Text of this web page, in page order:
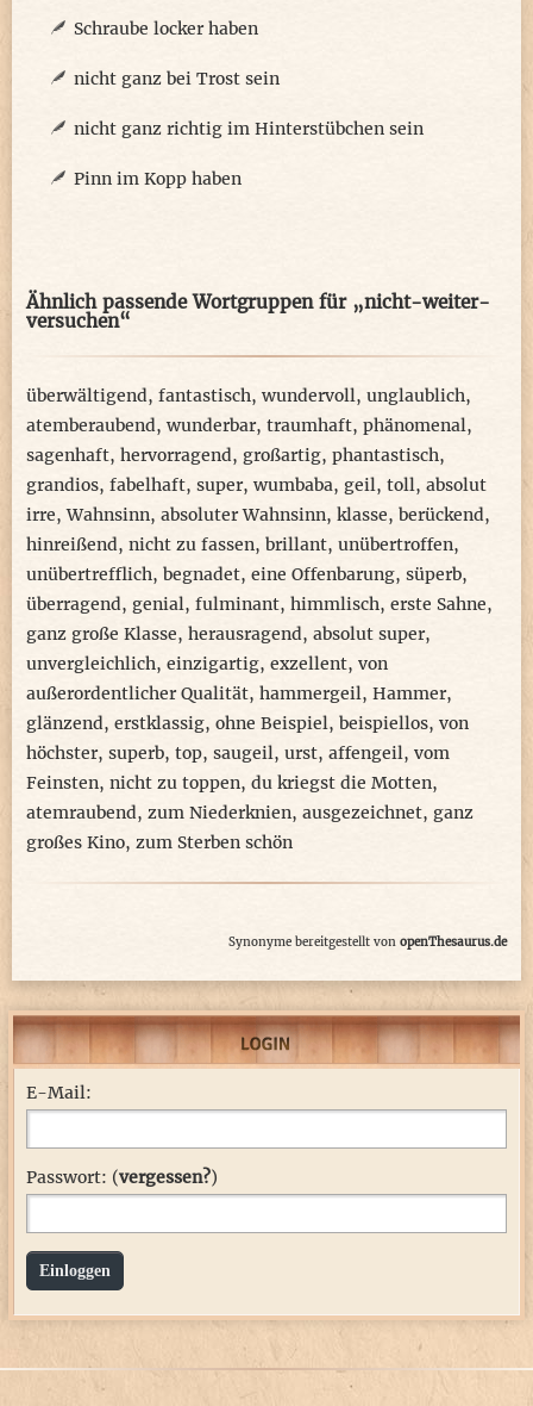
Schraube locker haben
nicht ganz bei Trost sein
nicht ganz richtig im Hinterstübchen sein
Pinn im Kopp haben
Ähnlich passende Wortgruppen für „nicht-weiter-
versuchen“
überwältigend, fantastisch, wundervoll, unglaublich,
atemberaubend, wunderbar, traumhaft, phänomenal,
sagenhaft, hervorragend, großartig, phantastisch,
grandios, fabelhaft, super, wumbaba, geil, toll, absolut
irre,Wahnsinn, absoluter Wahnsinn, klasse, berückend,
hinreißend, nicht zu fassen, brillant, unübertroffen,
unübertrefflich, begnadet, eine Offenbarung, süperb,
überragend, genial, fulminant, himmlisch, erste Sahne,
ganz große Klasse, herausragend, absolut super,
unvergleichlich, einzigartig, exzellent, von
außerordentlicher Qualität, hammergeil, Hammer,
glänzend, erstklassig, ohne Beispiel, beispiellos, von
höchster, superb, top, saugeil, urst, affengeil, vom
Feinsten, nicht zu toppen, du kriegst die Motten,
atemraubend, zum Niederknien, ausgezeichnet, ganz
großes Kino, zum Sterben schön
Synonyme bereitgestellt von openThesaurus.de
E-Mail:
Passwort: (vergessen?)
Einloggen